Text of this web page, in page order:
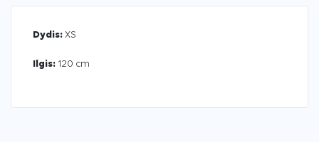
Dydis: XS
Ilgis: 120 cm